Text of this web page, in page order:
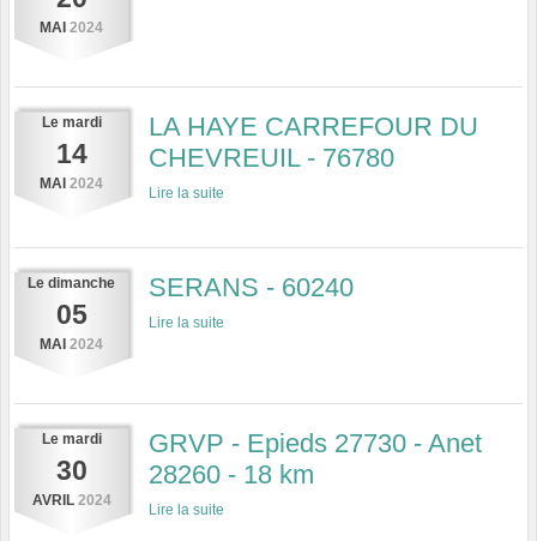
MAI 2024
Le mardi
14
MAI 2024
LA HAYE CARREFOUR DU
CHEVREUIL - 76780
Lire la suite
Le dimanche
05
MAI 2024
SERANS - 60240
Lire la suite
Le mardi
30
AVRIL 2024
GRVP - Epieds 27730 - Anet
28260 - 18 km
Lire la suite